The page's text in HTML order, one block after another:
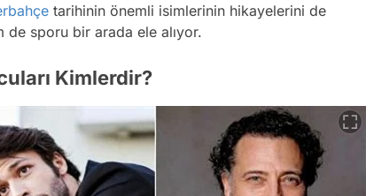
tarihinin önemli isimlerinin hikayelerini de
de sporu bir arada ele alıyor.
Kimlerdir?